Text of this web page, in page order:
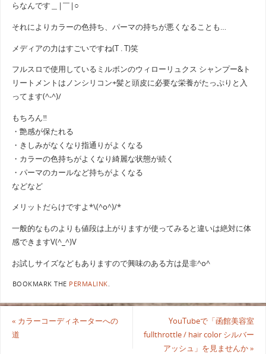
らなんです＿|￣|○
それによりカラーの色持ち、パーマの持ちが悪くなることも…
メディアの力はすごいですね(T . T)笑
フルスロで使用しているミルボンのウィローリュクス シャンプー&ト
リートメントはノンシリコン+髪と頭皮に必要な栄養がたっぷりと入
ってます(^-^)/
もちろん‼
・艶感が保たれる
・きしみがなくなり指通りがよくなる
・カラーの色持ちがよくなり綺麗な状態が続く
・パーマのカールなど持ちがよくなる
などなど
メリットだらけですよ*\(^o^)/*
一般的なものよりも値段は上がりますが使ってみると違いは絶対に体
感できますV(^_^)V
お試しサイズなどもありますので興味のある方は是非^o^
BOOKMARK THE PERMALINK.
« カラーコーディネーターへの
道
YouTubeで「函館美容室
fullthrottle / hair color シルバー
アッシュ」を見ませんか»